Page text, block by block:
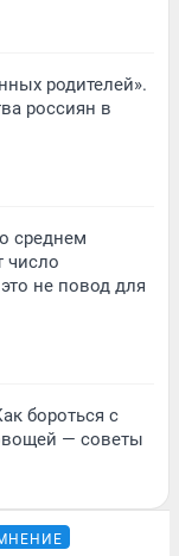
родителей».
россиян в
среднем
число
не повод для
бороться с
— советы